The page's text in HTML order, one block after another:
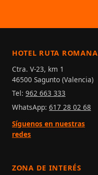
HOTEL RUTA ROMANA
Ctra. V-23, km 1
46500 Sagunto (Valencia)
Tel: 962 663 333
WhatsApp: 617 28 02 68
Síguenos en nuestras
redes
ZONA DE INTERÉS